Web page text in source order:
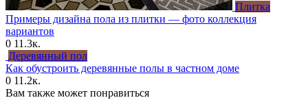
Плитка
Примеры дизайна пола из плитки — фото коллекция
вариантов
0 11.3к.
Деревянный пол
Как обустроить деревянные полы в частном доме
0 11.2к.
Вам также может понравиться